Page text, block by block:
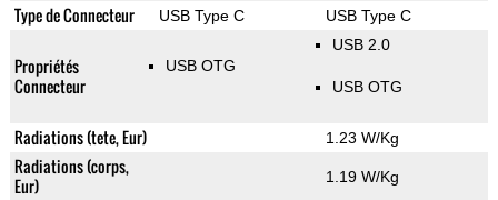
Type de Connecteur USB Type C USB Type C
Propriétés
Connecteur
USB OTG
USB 2.0
USB OTG
Radiations (tete, Eur) 1.23 W/Kg
Radiations (corps,
Eur)
1.19 W/Kg